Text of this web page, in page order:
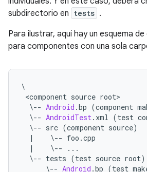
subdirectorio en tests .
Para ilustrar, aquí hay un esquema
para componentes con una sola
\
<component source root>
\-- Android .bp (component
\-- AndroidTest. xml (test
\-- src (component source)
|
\-- foo .cpp
|
\--
...
\-- tests (test source root)
\-- Android .bp (test